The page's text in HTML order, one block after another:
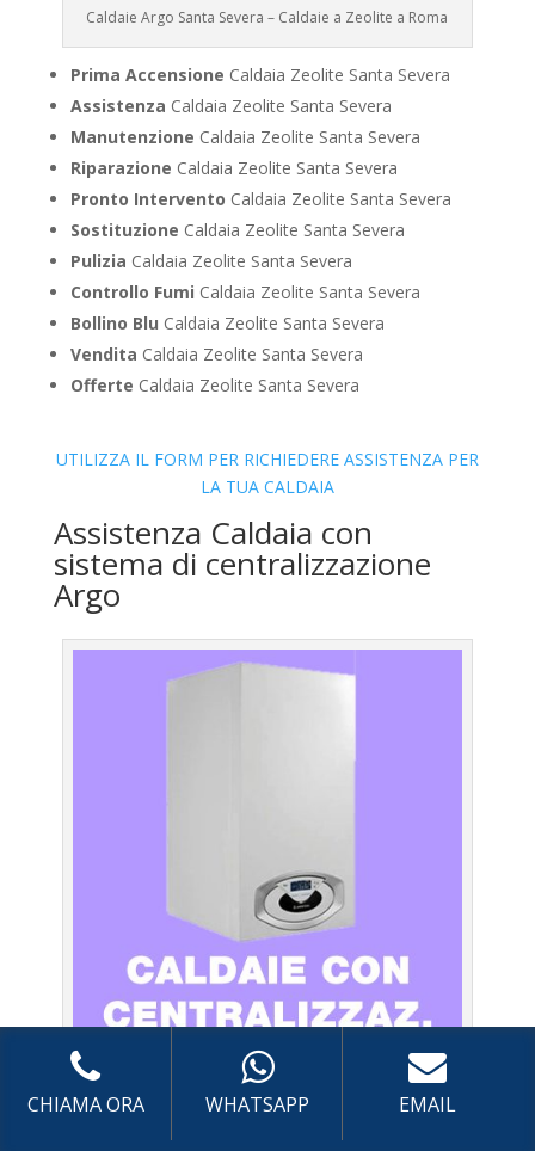
Caldaie Argo Santa Severa – Caldaie a Zeolite a Roma
Prima Accensione Caldaia Zeolite Santa Severa
Assistenza Caldaia Zeolite Santa Severa
Manutenzione Caldaia Zeolite Santa Severa
Riparazione Caldaia Zeolite Santa Severa
Pronto Intervento Caldaia Zeolite Santa Severa
Sostituzione Caldaia Zeolite Santa Severa
Pulizia Caldaia Zeolite Santa Severa
Controllo Fumi Caldaia Zeolite Santa Severa
Bollino Blu Caldaia Zeolite Santa Severa
Vendita Caldaia Zeolite Santa Severa
Offerte Caldaia Zeolite Santa Severa
UTILIZZA IL FORM PER RICHIEDERE ASSISTENZA PER
LA TUA CALDAIA
Assistenza Caldaia con
sistema di centralizzazione
Argo
Caldaie Argo Santa Severa – Assistenza Caldaia con
sistema di centralizzazione a Roma
Prima Accensione Caldaia con sistema di
CHIAMA ORA WHATSAPP EMAIL